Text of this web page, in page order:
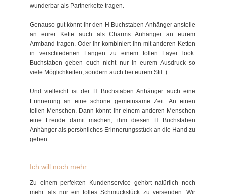
wunderbar als Partnerkette tragen.
Genauso gut könnt ihr den H Buchstaben Anhänger anstelle
an eurer Kette auch als Charms Anhänger an eurem
Armband tragen. Oder ihr kombiniert ihn mit anderen Ketten
in verschiedenen Längen zu einem tollen Layer look.
Buchstaben geben euch nicht nur in eurem Ausdruck so
viele Möglichkeiten, sondern auch bei eurem Stil :)
Und vielleicht ist der H Buchstaben Anhänger auch eine
Erinnerung an eine schöne gemeinsame Zeit. An einen
tollen Menschen. Dann könnt ihr einem anderen Menschen
eine Freude damit machen, ihm diesen H Buchstaben
Anhänger als persönliches Erinnerungsstück an die Hand zu
geben.
Ich will noch mehr...
Zu einem perfekten Kundenservice gehört natürlich noch
mehr, als nur ein tolles Schmuckstück zu versenden. Wir